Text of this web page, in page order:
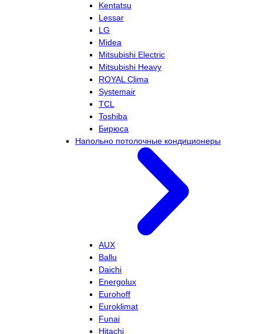
Kentatsu
Lessar
LG
Midea
Mitsubishi Electric
Mitsubishi Heavy
ROYAL Clima
Systemair
TCL
Toshiba
Бирюса
Напольно потолочные кондиционеры
AUX
Ballu
Daichi
Energolux
Eurohoff
Euroklimat
Funai
Hitachi